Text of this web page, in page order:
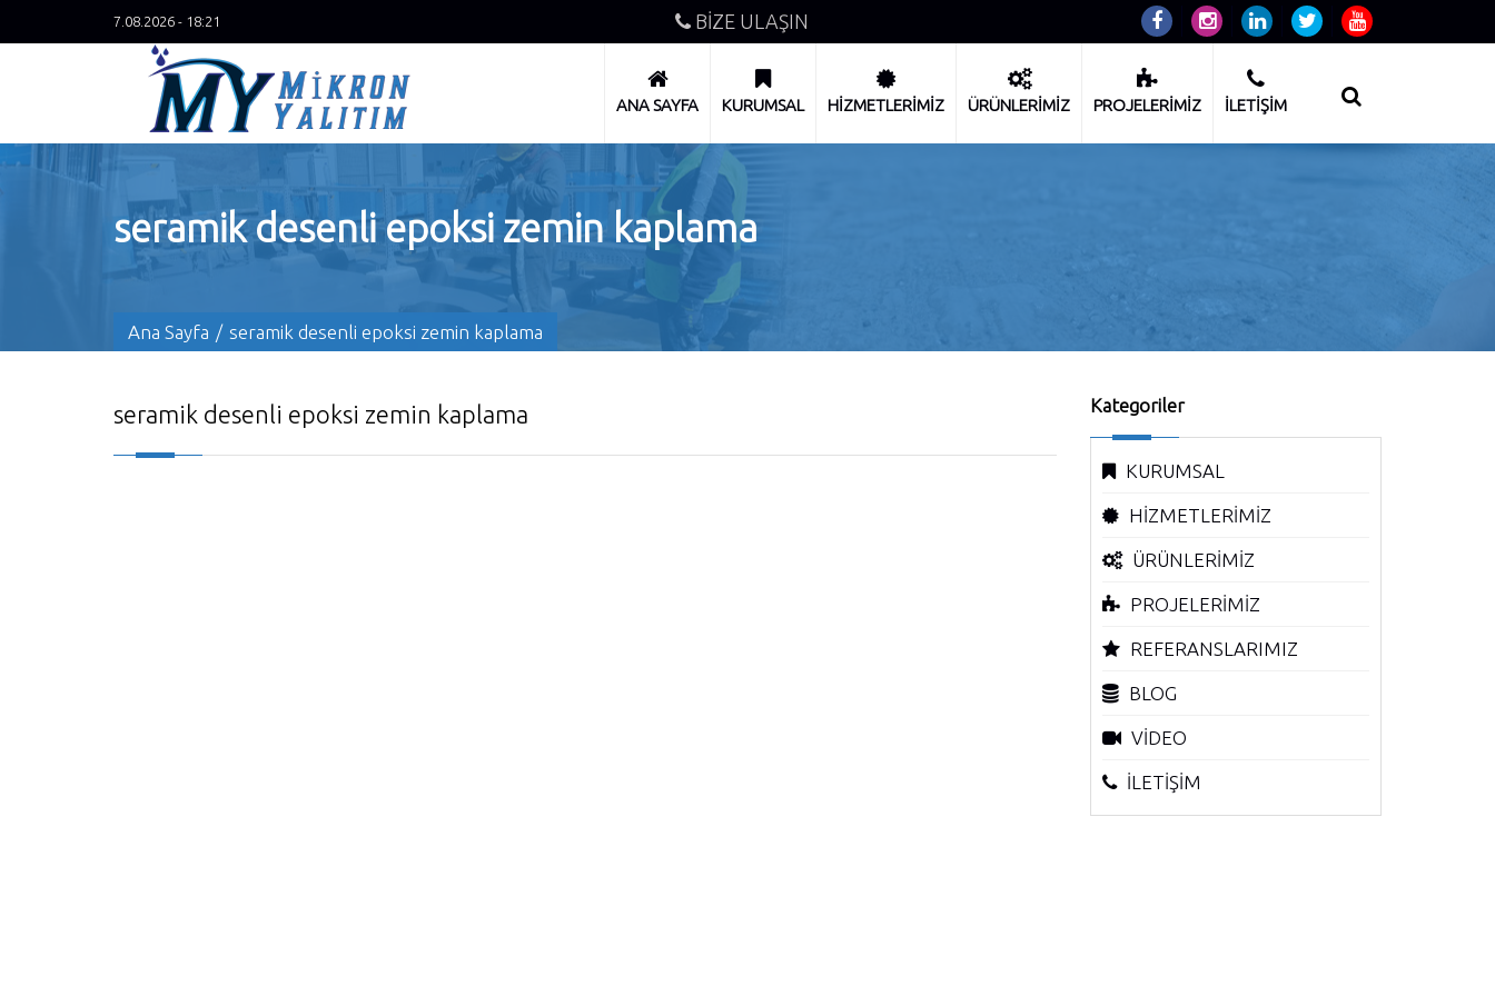
7.08.2026 - 18:21 BİZE ULAŞIN
ANA SAYFA KURUMSAL HİZMETLERİMİZ ÜRÜNLERİMİZ PROJELERİMİZ İLETİŞİM
seramik desenli epoksi zemin kaplama
Ana Sayfa / seramik desenli epoksi zemin kaplama
seramik desenli epoksi zemin kaplama Kategoriler
KURUMSAL
HİZMETLERİMİZ
ÜRÜNLERİMİZ
PROJELERİMİZ
REFERANSLARIMIZ
BLOG
VİDEO
İLETİŞİM